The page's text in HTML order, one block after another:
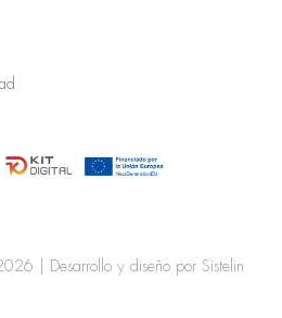
| Desarrollo y diseño por Sistelin